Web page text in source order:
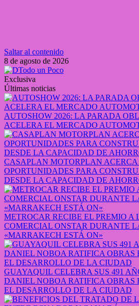
Saltar al contenido
8 de agosto de 2026
Exclusiva
Últimas noticias
AUTOSHOW 2026: LA PARADA
ACELERA EL MERCADO
CASAPLAN MOTORPLAN ACERCA
OPORTUNIDADES PARA
DESDE LA CAPACIDAD DE
METROCAR RECIBE EL PREMIO A
COMERCIAL ONSTAR DURANTE
«MARRAKECH ESTÁ ON»
GUAYAQUIL CELEBRA SUS 491
DANIEL NOBOA RATIFICA OBRAS
EL DESARROLLO DE LA CIUDAD